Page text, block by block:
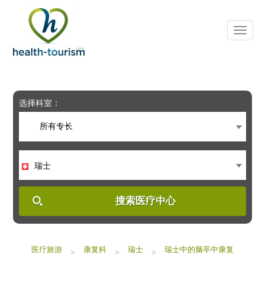
includes
system.
选择科室：
所有专长
瑞士
搜索医疗中心
医疗旅游 > 康复科 > 瑞士 > 瑞士中的脑卒中康复